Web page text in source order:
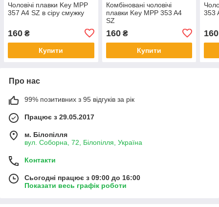
Чоловічі плавки Key MPP
357 A4 SZ в сіру смужку
160 ₴
Купити
Комбіновані чоловічі
плавки Key MPP 353 A4
SZ
160₴
Купити
353
160
Про нас
99% позитивних з 95 відгуків за рік
Працює з 29.05.2017
м. Білопілля
вул. Соборна, 72, Білопілля, Україна
Контакти
Сьогодні працює з 09:00 до 16:00
Показати весь графік роботи